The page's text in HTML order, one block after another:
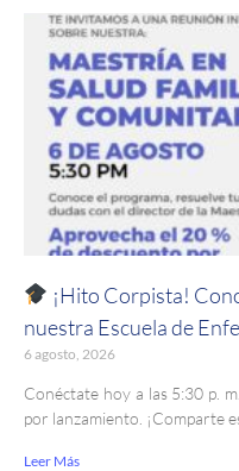
¡Hito Corpista!
nuestra Escuela de
6 agosto, 2026
Conéctate hoy a las 5:30 p.
por lanzamiento. ¡Comparte
Leer Más